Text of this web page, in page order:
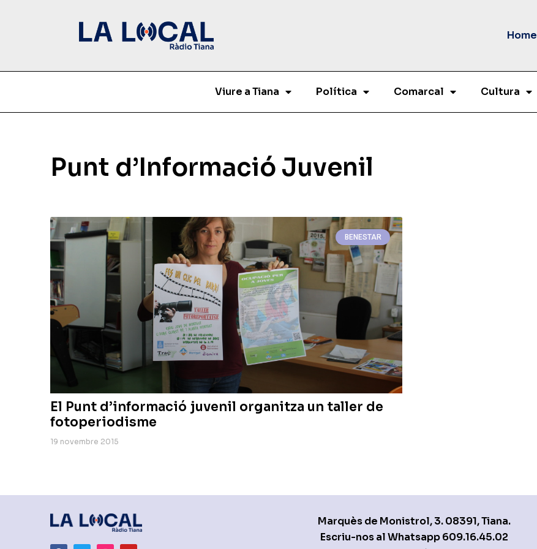
Home
Viure a Tiana Política Comarcal Cultura
Punt d’Informació Juvenil
BENESTAR
El Punt d’informació juvenil organitza un taller de
fotoperiodisme
19 novembre 2015
Marquès de Monistrol, 3. 08391, Tiana.
Escriu-nos al Whatsapp609.16.45.02